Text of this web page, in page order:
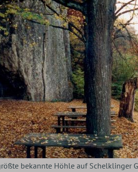
bekannte Höhle auf Schelklinger